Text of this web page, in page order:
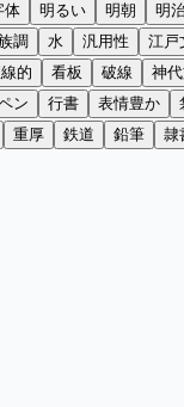
体 明るい 明朝 明
調 水 汎用性 江戸
的 看板 破線 神
ン 行書 表情豊か
重厚 鉄道 鉛筆 隷